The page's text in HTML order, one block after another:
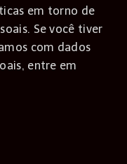
em torno de
Se você tiver
com dados
entre em